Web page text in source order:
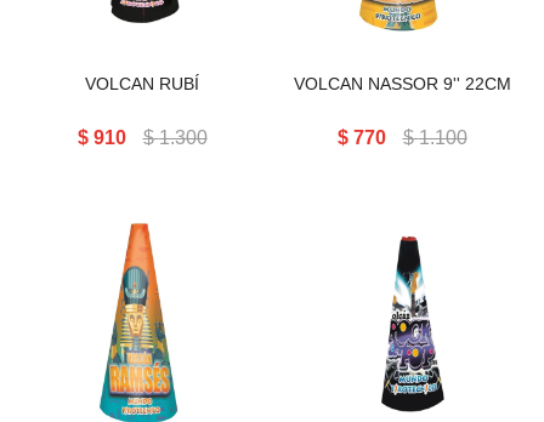
VOLCAN RUBÍ
$ 910 $ 1.300
VOLCAN NASSOR 9'' 22CM
$ 770 $ 1.100
VOLCAN RAMSES 9'' 22CM